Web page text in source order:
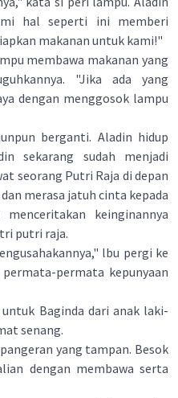
hal seperti ini memberi
makanan untuk kami!"
membawa makanan yang
"Jika ada yang
dengan menggosok lampu
berganti. Aladin hidup
sekarang sudah menjadi
seorang Putri Raja di depan
merasa jatuh cinta kepada
keinginannya
putri raja.
lbu pergi ke
permata kepunyaan
Baginda dari anak laki-
senang.
yang tampan. Besok
dengan membawa serta